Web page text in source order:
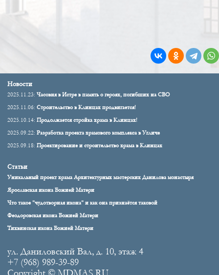
Новости
2025.11.23: Часовня в Истре в память о героях, погибших на СВО
2025.11.06: Строительство в Клинцах продвигается!
2025.10.14: Продолжается стройка храма в Клинцах!
2025.09.22: Разработка проекта храмового комплекса в Угличе
2025.09.18: Проектирование и строительство храма в Клинцах
Статьи
Уникальный проект храма Архитектурных мастерских Данилова монастыря
Ярославская икона Божией Матери
Что такое "чудотворная икона" и как она признаётся таковой
Феодоровская икона Божией Матери
Тихвинская икона Божией Матери
ул. Даниловский Вал, д. 10, этаж 4
+7 (968) 989-39-89